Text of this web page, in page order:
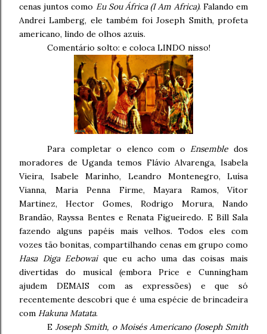
cenas juntos como Eu Sou África (I Am Africa). Falando em
Andrei Lamberg, ele também foi Joseph Smith, profeta
americano, lindo de olhos azuis.
Comentário solto: e coloca LINDO nisso!
Para completar o elenco com o Ensemble dos
moradores de Uganda temos Flávio Alvarenga, Isabela
Vieira, Isabele Marinho, Leandro Montenegro, Luísa
Vianna, Maria Penna Firme, Mayara Ramos, Vítor
Martinez, Hector Gomes, Rodrigo Morura, Nando
Brandão, Rayssa Bentes e Renata Figueiredo. E Bill Sala
fazendo alguns papéis mais velhos. Todos eles com
vozes tão bonitas, compartilhando cenas em grupo como
Hasa Diga Eebowaique eu acho uma das coisas mais
divertidas do musical (embora Price e Cunningham
ajudem DEMAIS com as expressões) e que só
recentemente descobri que é uma espécie de brincadeira
com Hakuna Matata.
EJoseph Smith, o Moisés Americano (Joseph Smith